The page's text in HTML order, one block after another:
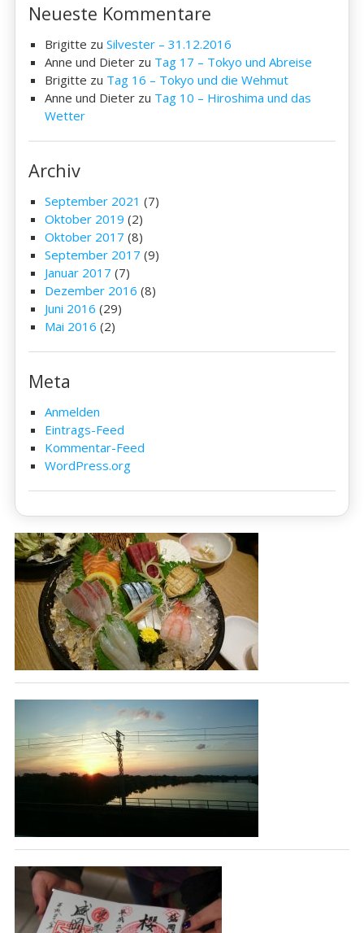
Neueste Kommentare
Brigitte zuSilvester – 31.12.2016
Anne und Dieter zu Tag 17 – Tokyo und Abreise
Brigitte zu Tag 16 – Tokyo und die Wehmut
Anne und Dieter zu Tag 10 – Hiroshima und das
Wetter
Archiv
September 2021 (7)
Oktober 2019 (2)
Oktober 2017 (8)
September 2017 (9)
Januar 2017 (7)
Dezember 2016 (8)
Juni 2016 (29)
Mai 2016 (2)
Meta
Anmelden
Eintrags-Feed
Kommentar-Feed
WordPress.org